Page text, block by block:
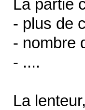
La partie
- plus de
- nombre
- ....
La